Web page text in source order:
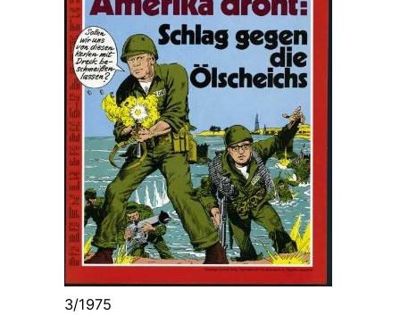
3/1975